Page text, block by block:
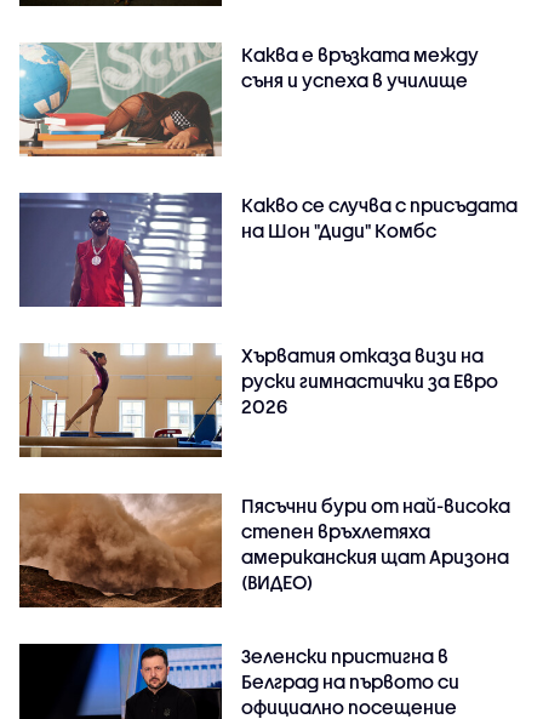
Каква е връзката между
съня и успеха в училище
Какво се случва с присъдата
на Шон "Диди" Комбс
Хърватия отказа визи на
руски гимнастички за Евро
2026
Пясъчни бури от най-висока
степен връхлетяха
американския щат Аризона
(ВИДЕО)
Зеленски пристигна в
Белград на първото си
официално посещение